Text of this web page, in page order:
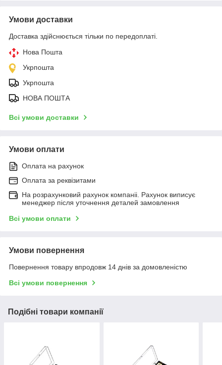
Умови доставки
Доставка здійснюється тільки по передоплаті.
Нова Пошта
Укрпошта
Укрпошта
НОВА ПОШТА
Всі умови доставки
Умови оплати
Оплата на рахунок
Оплата за реквізитами
На розрахунковий рахунок компаніі. Рахунок виписує
менеджер після уточнення деталей замовлення
Всі умови оплати
Умови повернення
Повернення товару впродовж 14 днів за домовленістю
Всі умови повернення
Подібні товари компанії